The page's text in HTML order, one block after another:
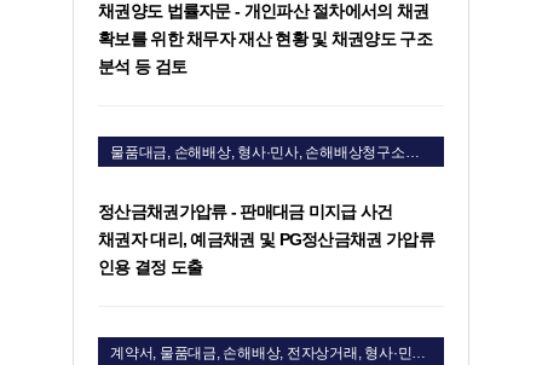
채권양도 법률자문 - 개인파산 절차에서의 채권
확보를 위한 채무자 재산 현황 및 채권양도 구조
분석 등 검토
물품대금, 손해배상, 형사·민사, 손해배상청구소송, 물품대금청구소송
정산금채권가압류 - 판매대금 미지급 사건
채권자 대리, 예금채권 및 PG정산금채권 가압류
인용 결정 도출
계약서, 물품대금, 손해배상, 전자상거래, 형사·민사, 손해배상청구소송, 물품대금청구소송